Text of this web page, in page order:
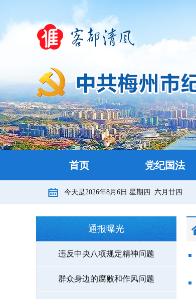
首页 党纪国法
今天是2026年8月6日 星期四 六月廿四
通报曝光
违反中央八项规定精神问题
群众身边的腐败和作风问题